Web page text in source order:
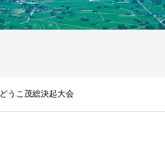
どうこ茂総決起大会